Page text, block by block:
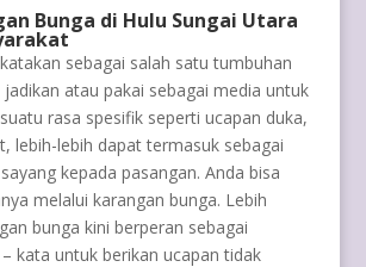
Bunga di Hulu Sungai Utara
sebagai salah satu tumbuhan
atau pakai sebagai media untuk
rasa spesifik seperti ucapan duka,
lebih-lebih dapat termasuk sebagai
kepada pasangan. Anda bisa
melalui karangan bunga. Lebih
bunga kini berperan sebagai
kata untuk berikan ucapan tidak